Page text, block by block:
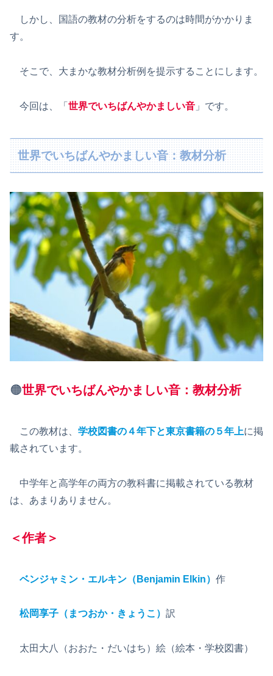
しかし、国語の教材の分析をするのは時間がかかりま
す。
そこで、大まかな教材分析例を提示することにします。
今回は、「 世界でいちばんやかましい音 」です。
世界でいちばんやかましい音：教材分析
🟠世界でいちばんやかましい音：教材分析
この教材は、 学校図書の４年下と東京書籍の５年上に掲
載されています。
中学年と高学年の両方の教科書に掲載されている教材
は、あまりありません。
＜作者＞
ベンジャミン・エルキン（Benjamin Elkin） 作
松岡享子（まつおか・きょうこ） 訳
太田大八（おおた・だいはち）絵（絵本・学校図書）